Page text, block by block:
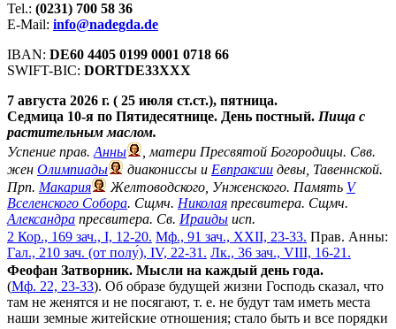
Tel.: (0231) 700 58 36
E-Mail: info@nadegda.de
IBAN: DE60 4405 0199 0001 0718 66
SWIFT-BIC: DORTDE33XXX
7 августа 2026 г. ( 25 июля ст.ст.), пятница.
Седмица 10-я по Пятидесятнице. День постный. Пища с
растительным маслом.
Успение прав. Анны
, матери Пресвятой Богородицы. Свв.
жен Олимпиады диакониссы и Евпраксии девы, Тавеннской.
Прп. Макария Желтоводского, Унженского. Память V
Вселенского Собора. Сщмч. Николая пресвитера. Сщмч.
Александра пресвитера. Св. Ираиды исп.
2 Кор., 169 зач., I, 12-20. Мф., 91 зач., XXII, 23-33. Прав. Анны:
Гал., 210 зач. (от полу́), IV, 22-31. Лк., 36 зач., VIII, 16-21.
Феофан Затворник. Мысли на каждый день года.
(Мф. 22, 23-33). Об образе будущей жизни Господь сказал, что
там не женятся и не посягают, т. е. не будут там иметь места
наши земные житейские отношения; стало быть и все порядки